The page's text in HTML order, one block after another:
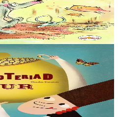
gant ar chaseour brudet Krog-
meur eo sur d’ober berzh. N’eus
vreur o chom. Boris, ar breur
oa berr e spered. Un deiz o doa